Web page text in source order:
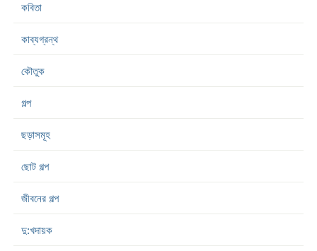
কবিতা
কাব্যগ্রন্থ
কৌতুক
গল্প
ছড়াসমূহ
ছোট গল্প
জীবনের গল্প
দু:খদায়ক